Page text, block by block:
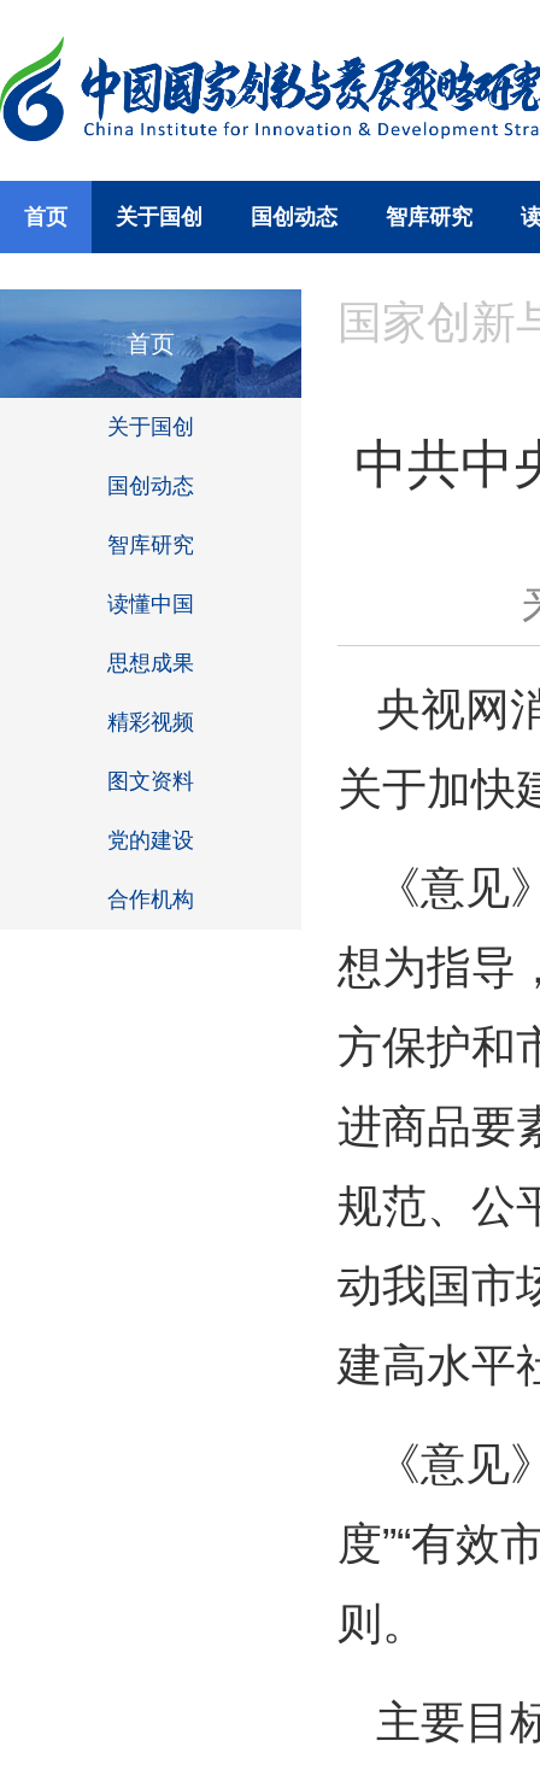
首页 关于国创 国创动态 智库研究
首页
关于国创
国创动态
智库研究
读懂中国
思想成果
精彩视频
图文资料
党的建设
合作机构
国家创新
中共中
央视网
关于加快
《意
想为指导
方保护和
进商品要
规范、公
动我国市
建高水平
《意见
度”“有效
则。
主要目